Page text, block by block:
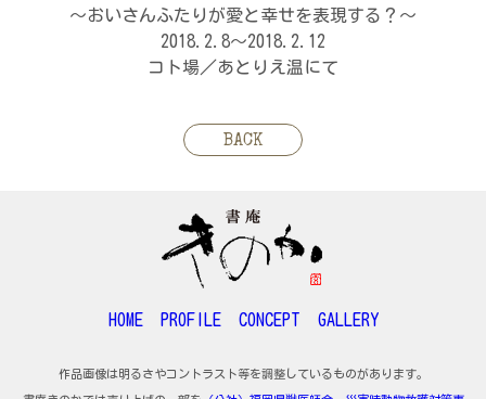
～おいさんふたりが愛と幸せを表現する？～
2018.2.8～2018.2.12
コト場／あとりえ温にて
BACK
HOME PROFILE CONCEPT GALLERY
作品画像は明るさやコントラスト等を調整しているものがあります。